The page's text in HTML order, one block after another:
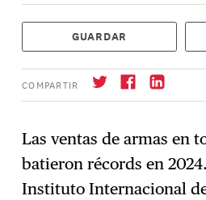
GUARDAR
COMPARTIR
→ Suscríbase
Las ventas de armas en
batieron récords en
Instituto Internacional